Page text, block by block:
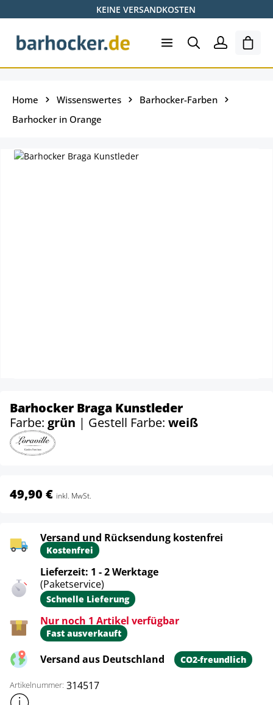
Zum Hauptinhalt springenKEINE VERSANDKOSTEN
Home Wissenswertes
Barhocker-Farben
Barhocker in Orange
Barhocker Braga Kunstleder
Farbe: grün | Gestell Farbe: weiß
49,90 € inkl. MwSt.
Versand und Rücksendung kostenfrei
Kostenfrei
Lieferzeit: 1 - 2 Werktage
(Paketservice)
Schnelle Lieferung
Nur noch 1 Artikel verfügbar
Fast ausverkauft
Versand aus Deutschland CO2-freundlich
Artikelnummer: 314517
Weitere Produktinformationen anzeigen